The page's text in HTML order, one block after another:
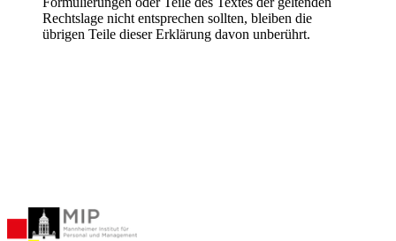
Rechtslage nicht entsprechen sollten, bleiben die
übrigen Teile dieser Erklärung davon unberührt.